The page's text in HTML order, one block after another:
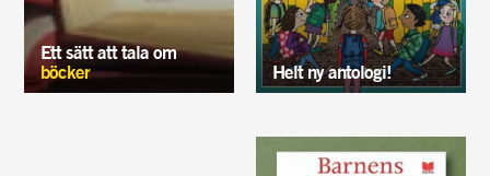
Ett sätt att tala om
böcker
Helt ny antologi!